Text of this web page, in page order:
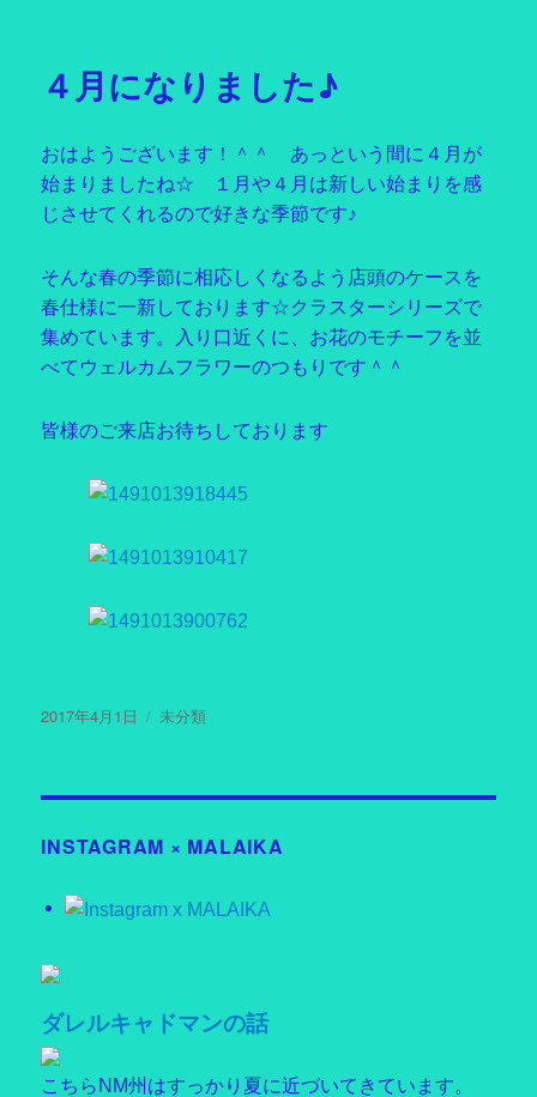
ー
４月になりました♪
おはようございます！＾＾ あっという間に４月が
始まりましたね☆ １月や４月は新しい始まりを感
じさせてくれるので好きな季節です♪
そんな春の季節に相応しくなるよう店頭のケースを
春仕様に一新しております☆クラスターシリーズで
集めています。入り口近くに、お花のモチーフを並
べてウェルカムフラワーのつもりです＾＾
皆様のご来店お待ちしております
投
2017年4月1日
カ
リ
未分類
INSTAGRAM × MALAIKA
ダレルキャドマンの話
こちらNM州はすっかり夏に近づいてきています。